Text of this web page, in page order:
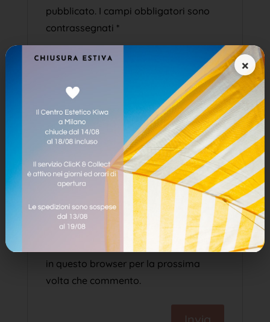
pubblicato. I campi obbligatori sono
contrassegnati *
Salva il mio nome, email e sito web
in questo browser per la prossima
volta che commento.
×